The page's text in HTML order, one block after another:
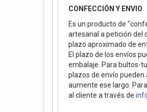
CONFECCIÓN Y ENVIO
Es un producto de
artesanal a petición del
plazo aproximado de
El plazo de los envíos
embalaje. Para bultos-
plazos de envío
aumente ese largo.
al cliente a través de